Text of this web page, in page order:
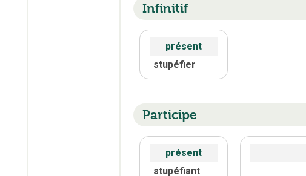
Infinitif
présent
stupéfier
Participe
présent
stupéfiant